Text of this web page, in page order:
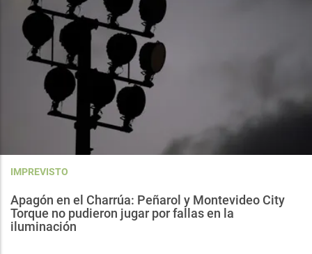
IMPREVISTO
Apagón en el Charrúa: Peñarol y Montevideo City
Torque no pudieron jugar por fallas en la
iluminación